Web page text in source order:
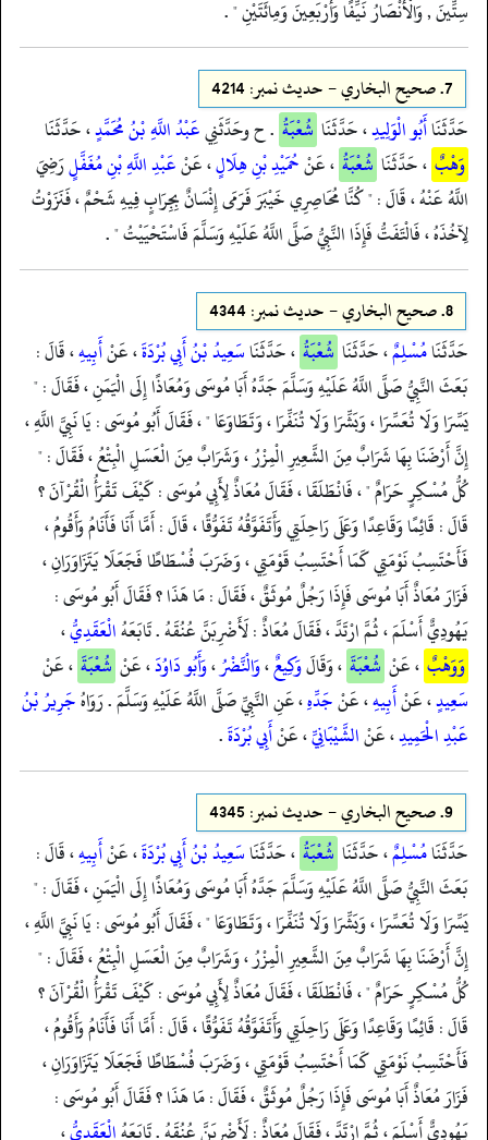
سِتِّينَ , وَالْأَنْصَارُ نَيِّفًا وَأَرْبَعِينَ وَمِائَتَيْنِ " .
7. صحيح البخاري - حدیث نمبر: 4214
حَدَّثَنَاأَبُو الْوَلِيدِ، حَدَّثَنَا شُعْبَةُ . ح وحَدَّثَنِيعَبْدُ اللَّهِ بْنُ مُحَمَّدٍ، حَدَّثَنَا
وَهْبٌ ، حَدَّثَنَا شُعْبَةُ ، عَنْحُمَيْدِ بْنِ هِلَالٍ، عَنْعَبْدِ اللَّهِ بْنِ مُغَفَّلٍرَضِيَ
اللَّهُ عَنْهُ ، قَالَ : " كُنَّا مُحَاصِرِي خَيْبَرَ فَرَمَى إِنْسَانٌ بِجِرَابٍ فِيهِ شَحْمٌ ، فَنَزَوْتُ
لِآخُذَهُ ، فَالْتَفَتُّ فَإِذَا النَّبِيُّ صَلَّى اللَّهُ عَلَيْهِ وَسَلَّمَ فَاسْتَحْيَيْتُ " .
8. صحيح البخاري - حدیث نمبر: 4344
حَدَّثَنَامُسْلِمٌ، حَدَّثَنَا شُعْبَةُ ، حَدَّثَنَاسَعِيدُ بْنُ أَبِي بُرْدَةَ، عَنْأَبِيهِ، قَالَ :
بَعَثَ النَّبِيُّ صَلَّى اللَّهُ عَلَيْهِ وَسَلَّمَ جَدَّهُ أَبَا مُوسَى وَمُعَاذًا إِلَى الْيَمَنِ ، فَقَالَ : "
يَسِّرَا وَلَا تُعَسِّرَا ، وَبَشِّرَا وَلَا تُنَفِّرَا ، وَتَطَاوَعَا " ، فَقَالَ أَبُو مُوسَى : يَا نَبِيَّ اللَّهِ ،
إِنَّ أَرْضَنَا بِهَا شَرَابٌ مِنَ الشَّعِيرِ الْمِزْرُ ، وَشَرَابٌ مِنَ الْعَسَلِ الْبِتْعُ ، فَقَالَ : "
كُلُّ مُسْكِرٍ حَرَامٌ " ، فَانْطَلَقَا ، فَقَالَ مُعَاذٌ لِأَبِي مُوسَى : كَيْفَ تَقْرَأُ الْقُرْآنَ ؟
قَالَ : قَائِمًا وَقَاعِدًا وَعَلَى رَاحِلَتِي وَأَتَفَوَّقُهُ تَفَوُّقًا ، قَالَ : أَمَّا أَنَا فَأَنَامُ وَأَقُومُ ،
فَأَحْتَسِبُ نَوْمَتِي كَمَا أَحْتَسِبُ قَوْمَتِي ، وَضَرَبَ فُسْطَاطًا فَجَعَلَا يَتَزَاوَرَانِ ،
فَزَارَ مُعَاذٌ أَبَا مُوسَى فَإِذَا رَجُلٌ مُوثَقٌ ، فَقَالَ : مَا هَذَا ؟ فَقَالَ أَبُو مُوسَى :
يَهُودِيٌّ أَسْلَمَ ، ثُمَّ ارْتَدَّ ، فَقَالَ مُعَاذٌ : لَأَضْرِبَنَّ عُنُقَهُ . تَابَعَهُالْعَقَدِيُّ،
وَوَهْبٌ ، عَنْ شُعْبَةَ ، وَقَالَوَكِيعٌ،وَالْنَّضْرُ،وَأَبُو دَاوُدَ، عَنْ شُعْبَةَ ، عَنْ
سَعِيدٍ، عَنْأَبِيهِ، عَنْجَدِّهِ، عَنِ النَّبِيِّ صَلَّى اللَّهُ عَلَيْهِ وَسَلَّمَ . رَوَاهُجَرِيرُ بْنُ
عَبْدِ الْحَمِيدِ، عَنْالشَّيْبَانِيِّ، عَنْأَبِي بُرْدَةَ.
9. صحيح البخاري - حدیث نمبر: 4345
حَدَّثَنَامُسْلِمٌ، حَدَّثَنَا شُعْبَةُ ، حَدَّثَنَاسَعِيدُ بْنُ أَبِي بُرْدَةَ، عَنْأَبِيهِ، قَالَ :
بَعَثَ النَّبِيُّ صَلَّى اللَّهُ عَلَيْهِ وَسَلَّمَ جَدَّهُ أَبَا مُوسَى وَمُعَاذًا إِلَى الْيَمَنِ ، فَقَالَ : "
يَسِّرَا وَلَا تُعَسِّرَا ، وَبَشِّرَا وَلَا تُنَفِّرَا ، وَتَطَاوَعَا " ، فَقَالَ أَبُو مُوسَى : يَا نَبِيَّ اللَّهِ ،
إِنَّ أَرْضَنَا بِهَا شَرَابٌ مِنَ الشَّعِيرِ الْمِزْرُ ، وَشَرَابٌ مِنَ الْعَسَلِ الْبِتْعُ ، فَقَالَ : "
كُلُّ مُسْكِرٍ حَرَامٌ " ، فَانْطَلَقَا ، فَقَالَ مُعَاذٌ لِأَبِي مُوسَى : كَيْفَ تَقْرَأُ الْقُرْآنَ ؟
قَالَ : قَائِمًا وَقَاعِدًا وَعَلَى رَاحِلَتِي وَأَتَفَوَّقُهُ تَفَوُّقًا ، قَالَ : أَمَّا أَنَا فَأَنَامُ وَأَقُومُ ،
فَأَحْتَسِبُ نَوْمَتِي كَمَا أَحْتَسِبُ قَوْمَتِي ، وَضَرَبَ فُسْطَاطًا فَجَعَلَا يَتَزَاوَرَانِ ،
فَزَارَ مُعَاذٌ أَبَا مُوسَى فَإِذَا رَجُلٌ مُوثَقٌ ، فَقَالَ : مَا هَذَا ؟ فَقَالَ أَبُو مُوسَى :
يَهُودِيٌّ أَسْلَمَ ، ثُمَّ ارْتَدَّ ، فَقَالَ مُعَاذٌ : لَأَضْرِبَنَّ عُنُقَهُ . تَابَعَهُالْعَقَدِيُّ،